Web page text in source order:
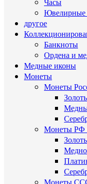
Ювелирные
другое
Банкноты
Ордена и
Медные иконы
Монеты
Монеты
Монеты РФ